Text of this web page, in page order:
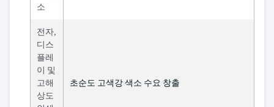
소
전자,
디스
플레
이 및
고해
상도
초순도 고색강 색소 수요 창출